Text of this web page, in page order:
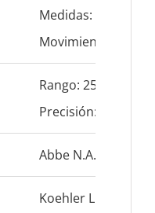
Medidas: 175×145
Movimiento: X-Y
Rango: 25mm
Precisión: 0.002mm
Abbe N.A. 1.25
Koehler LED 5W